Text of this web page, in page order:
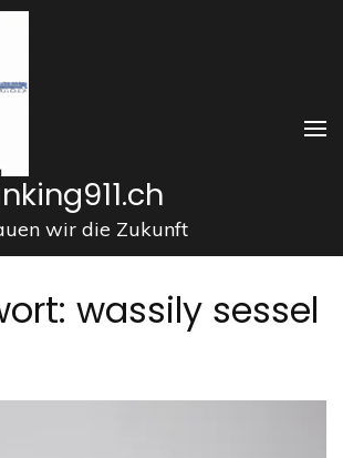
wir die Zukunft
wassily sessel